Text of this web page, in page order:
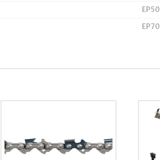
EP50
EP70